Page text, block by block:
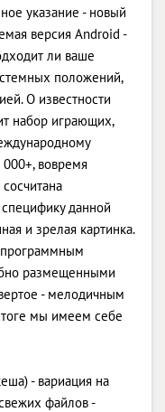
указание - новый
версия Android -
ли ваше
положений,
О известности
набор играющих,
вовремя
данной
и зрелая картинка.
размещенными
- мелодичным
мы имеем себе
- вариация на
файлов -